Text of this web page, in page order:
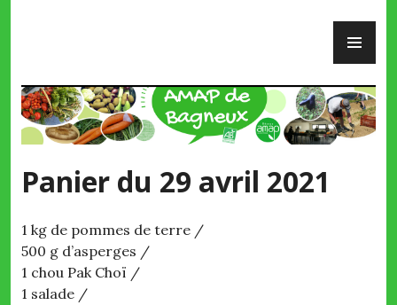
Panier du 29 avril 2021
1 kg de pommes de terre /
500 g d’asperges /
1 chou Pak Choï /
1 salade /